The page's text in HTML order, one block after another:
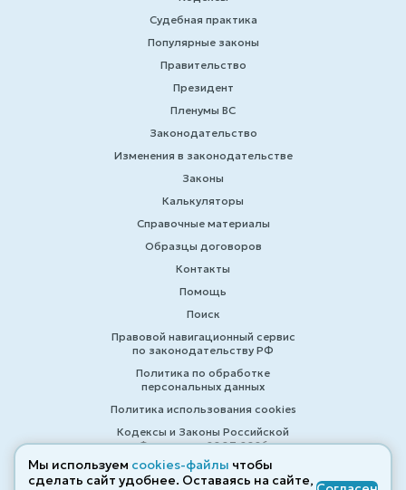
Судебная практика
Популярные законы
Правительство
Президент
Пленумы ВС
Законодательство
Изменения в законодательстве
Законы
Калькуляторы
Справочные материалы
Образцы договоров
Контакты
Помощь
Поиск
Правовой навигационный сервис
по законодательству РФ
Политика по обработке
персональных данных
Политика использования cookies
Кодексы и Законы Российской
Федерации 2007-2026
Мы используем cookies-файлы чтобы
сделать сайт удобнее. Оставаясь на сайте,